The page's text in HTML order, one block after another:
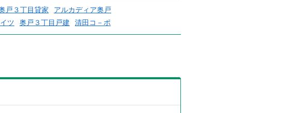
戸３丁目貸家
アルカディア奥戸
ツ 奥戸３丁目戸建 清田コ－ポ